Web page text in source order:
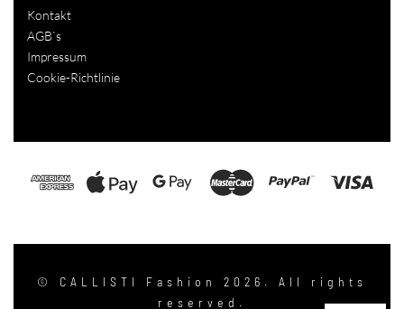
Kontakt
AGB`s
Impressum
Cookie-Richtlinie
© CALLISTI Fashion 2026. All rights
reserved.